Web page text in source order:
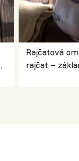
Rajčatová
rajčat –